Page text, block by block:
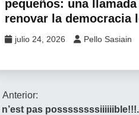
pequeños: una llamada
renovar la democracia
julio 24, 2026 Pello Sasiain
Anterior:
n’est pas possssssssiiiiiible!!!.